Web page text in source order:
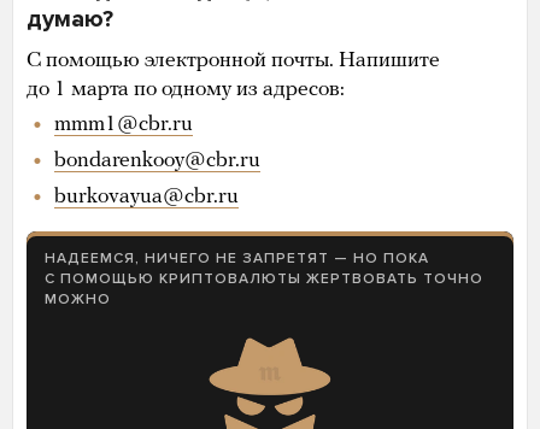
думаю?
С помощью электронной почты. Напишите
до 1 марта по одному из адресов:
mmm1@cbr.ru
bondarenkooy@cbr.ru
burkovayua@cbr.ru
НАДЕЕМСЯ, НИЧЕГО НЕ ЗАПРЕТЯТ — НО ПОКА
С ПОМОЩЬЮ КРИПТОВАЛЮТЫ ЖЕРТВОВАТЬ ТОЧНО
МОЖНО